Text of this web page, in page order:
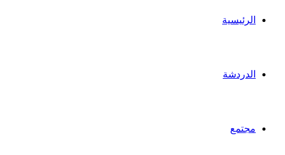
الرئيسية
الدردشة
مجتمع